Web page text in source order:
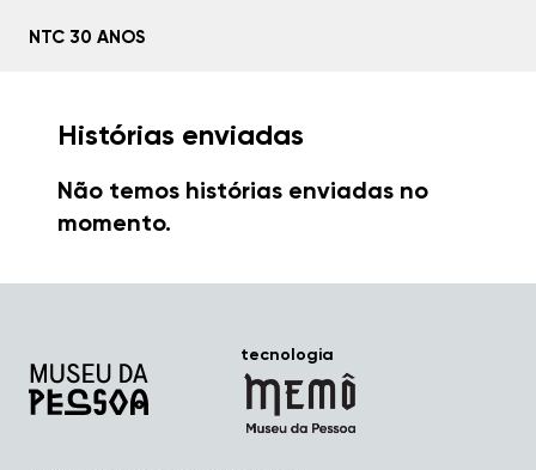
NTC 30 ANOS
Home
Sobre
Linha do tempo
Histórias enviadas
Não temos histórias enviadas no
momento.
tecnologia